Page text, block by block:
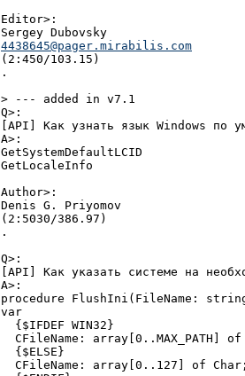
Editor>:
4438645@pager.mirabilis.com
(2:450/103.15)
.
> --- added in v7.1
Q>:
[API] Как узнать язык Windows по
A>:
GetSystemDefaultLCID
GetLocaleInfo
Author>:
Denis G. Priyomov
(2:5030/386.97)
.
Q>:
[API] Как указать системе на
A>:
procedure FlushIni(FileName:
var
  {$IFDEF WIN32}
CFileName: array[0..MAX_PATH] of
  {$ELSE}
  CFileName: array[0..127] of Char;